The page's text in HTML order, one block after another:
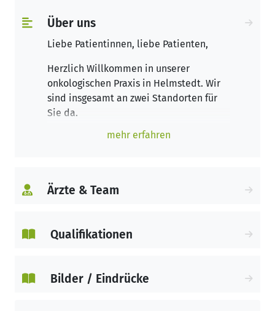
Über uns
Liebe Patientinnen, liebe Patienten,
Herzlich Willkommen in unserer
onkologischen Praxis in Helmstedt. Wir
sind insgesamt an zwei Standorten für
Sie da.
alle ambulanten Behandlungsoptionen
zusammen und beraten regelmäßig im
Spezialisten stehen Ihnen mit ihrem
Patienten geht über das rein
mehr erfahren
Ärzte & Team
Qualifikationen
Bilder / Eindrücke